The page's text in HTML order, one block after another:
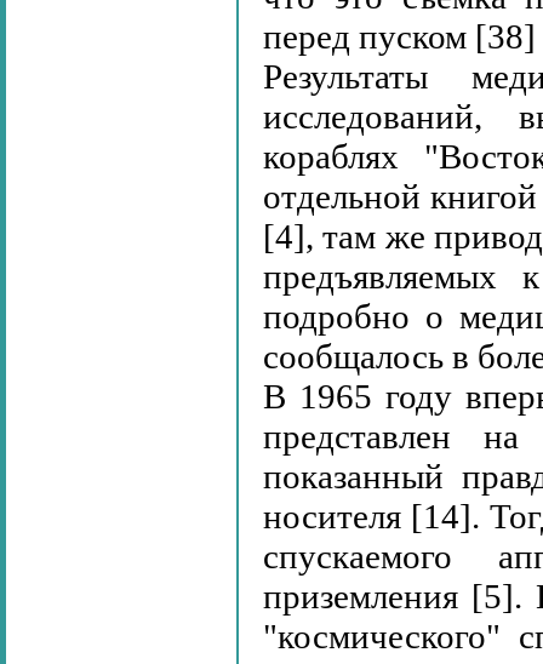
перед пуском
Результаты
исследований,
кораблях
отдельной
[4], там же
предъявляемых
подробно о
сообщалось в
В 1965 году
представлен
показанный
носителя [14].
спускаемого
приземления [5].
"космического"